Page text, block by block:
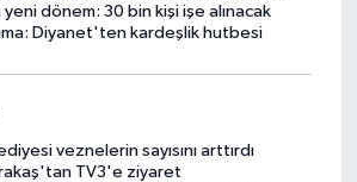
dönem: 30 bin kişi işe alınacak
Diyanet'ten kardeşlik hutbesi
veznelerin sayısını arttırdı
TV3'e ziyaret